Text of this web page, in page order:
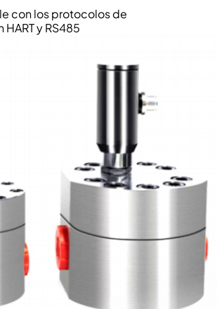
con los protocolos de
y RS485